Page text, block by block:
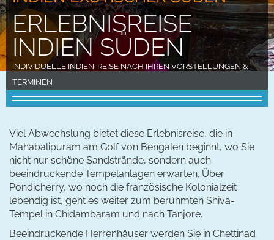
ERLEBNISREISE
INDIEN SÜDEN
INDIVIDUELLE INDIEN-REISE NACH IHREN VORSTELLUNGEN &
TERMINEN
Viel Abwechslung bietet diese Erlebnisreise, die in
Mahabalipuram am Golf von Bengalen beginnt, wo Sie
nicht nur schöne Sandstrände, sondern auch
beeindruckende Tempelanlagen erwarten. Über
Pondicherry, wo noch die französische Kolonialzeit
lebendig ist, geht es weiter zum berühmten Shiva-
Tempel in Chidambaram und nach Tanjore.
Beeindruckende Herrenhäuser werden Sie in Chettinad